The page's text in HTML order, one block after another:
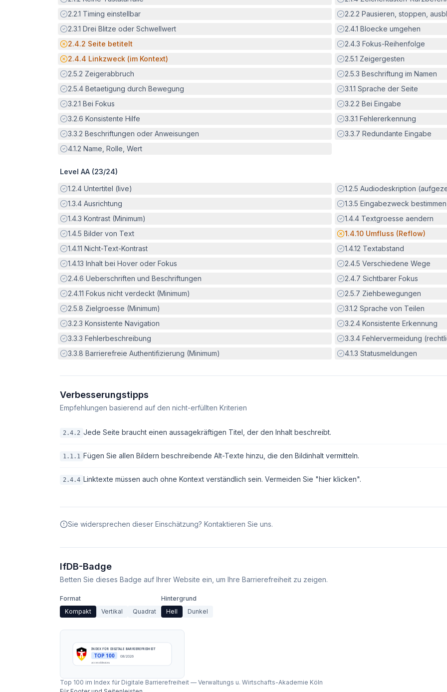
Erfüllt:
2.2.1 Timing einstellbar Erfüllt:
2.2.2 Pausieren, stoppen,
Erfüllt:
2.3.1 Drei Blitze oder Schwellwert Erfüllt:
2.4.1 Bloecke umgehen
Potenzielle Barriere:
2.4.2 Seite betitelt Erfüllt:
2.4.3 Fokus-Reihenfolge
Potenzielle Barriere:
2.4.4 Linkzweck (im Kontext) Erfüllt:
2.5.1 Zeigergesten
Erfüllt:
2.5.2 Zeigerabbruch Erfüllt:
2.5.3 Beschriftung im Namen
Erfüllt:
2.5.4 Betaetigung durch Bewegung Erfüllt:
3.1.1 Sprache der Seite
Erfüllt:
3.2.1 Bei Fokus Erfüllt:
3.2.2 Bei Eingabe
Erfüllt:
3.2.6 Konsistente Hilfe Erfüllt:
3.3.1 Fehlererkennung
Erfüllt:
3.3.2 Beschriftungen oder Anweisungen Erfüllt:
3.3.7 Redundante Eingabe
Erfüllt:
4.1.2 Name, Rolle, Wert
Level AA (23/24)
Erfüllt:
1.2.4 Untertitel (live) Erfüllt:
1.2.5 Audiodeskription
Erfüllt:
1.3.4 Ausrichtung Erfüllt:
1.3.5 Eingabezweck bestimmen
Erfüllt:
1.4.3 Kontrast (Minimum) Erfüllt:
1.4.4 Textgroesse aendern
Erfüllt:
1.4.5 Bilder von Text Potenzielle Barriere:
1.4.10 Umfluss (Reflow)
Erfüllt:
1.4.11 Nicht-Text-Kontrast Erfüllt:
1.4.12 Textabstand
Erfüllt:
1.4.13 Inhalt bei Hover oder Fokus Erfüllt:
2.4.5 Verschiedene Wege
Erfüllt:
2.4.6 Ueberschriften und Beschriftungen Erfüllt:
2.4.7 Sichtbarer Fokus
Erfüllt:
2.4.11 Fokus nicht verdeckt (Minimum) Erfüllt:
2.5.7 Ziehbewegungen
Erfüllt:
2.5.8 Zielgroesse (Minimum) Erfüllt:
3.1.2 Sprache von Teilen
Erfüllt:
3.2.3 Konsistente Navigation Erfüllt:
3.2.4 Konsistente Erkennung
Erfüllt:
3.3.3 Fehlerbeschreibung Erfüllt:
3.3.4 Fehlervermeidung
Erfüllt:
3.3.8 Barrierefreie Authentifizierung (Minimum) Erfüllt:
4.1.3 Statusmeldungen
Verbesserungstipps
Empfehlungen basierend auf den nicht-erfüllten Kriterien
2.4.2 Jede Seite braucht einen aussagekräftigen Titel, der den Inhalt beschreibt.
1.1.1 Fügen Sie allen Bildern beschreibende Alt-Texte hinzu, die den Bildinhalt vermitteln.
2.4.4 Linktexte müssen auch ohne Kontext verständlich sein. Vermeiden Sie "hier klicken".
Sie widersprechen dieser Einschätzung? Kontaktieren Sie uns.
IfDB-Badge
Betten Sie dieses Badge auf Ihrer Website ein, um Ihre Barrierefreiheit zu zeigen.
Format
Kompakt
Vertikal Quadrat
Hintergrund
Hell
Dunkel
INDEX FÜR DIGITALE BARRIEREFREIHEIT
TOP 100 08/2026
accessibleai.eu
Top 100 im Index für Digitale Barrierefreiheit — Verwaltungs u. Wirtschafts-Akademie Köln